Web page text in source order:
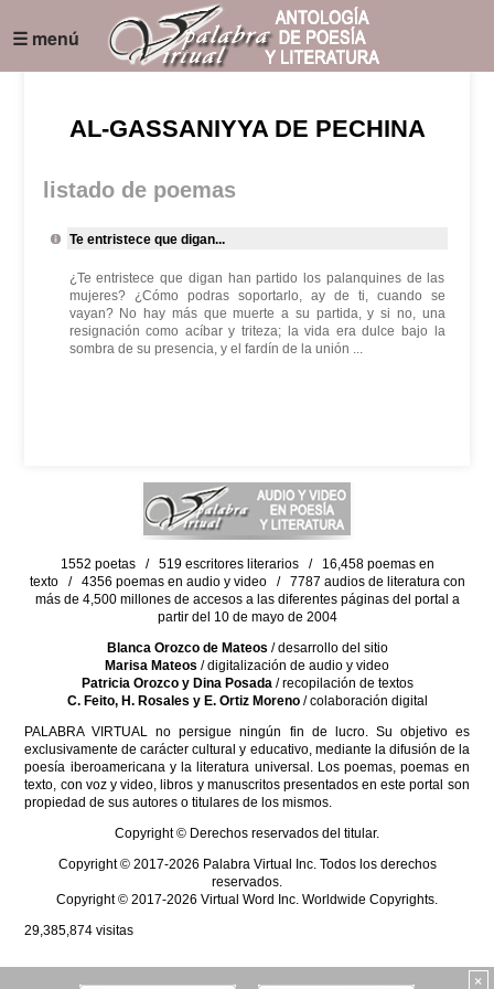
☰ menú
AL-GASSANIYYA DE PECHINA
listado de poemas
Te entristece que digan...
¿Te entristece que digan han partido los palanquines de las
mujeres? ¿Cómo podras soportarlo, ay de ti, cuando se
vayan? No hay más que muerte a su partida, y si no, una
resignación como acíbar y triteza; la vida era dulce bajo la
sombra de su presencia, y el fardín de la unión ...
×
1552 poetas / 519 escritores literarios / 16,458 poemas en
texto / 4356 poemas en audio y video / 7787 audios de literatura con
más de 4,500 millones de accesos a las diferentes páginas del portal a
partir del 10 de mayo de 2004
Blanca Orozco de Mateos / desarrollo del sitio
Marisa Mateos / digitalización de audio y video
Patricia Orozco y Dina Posada/ recopilación de textos
C. Feito, H. Rosales y E. Ortiz Moreno/ colaboración digital
PALABRA VIRTUAL no persigue ningún fin de lucro. Su objetivo es
exclusivamente de carácter cultural y educativo, mediante la difusión de la
poesía iberoamericana y la literatura universal. Los poemas, poemas en
texto, con voz y video, libros y manuscritos presentados en este portal son
propiedad de sus autores o titulares de los mismos.
Copyright © Derechos reservados del titular.
Copyright © 2017-2026 Palabra Virtual Inc. Todos los derechos
reservados.
Copyright © 2017-2026 Virtual Word Inc. Worldwide Copyrights.
29,385,874 visitas